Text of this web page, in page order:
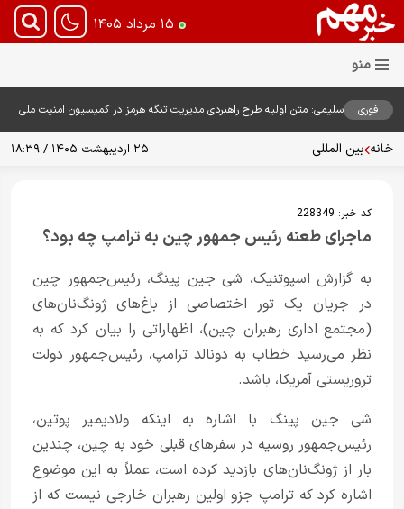
۱۵ مرداد ۱۴۰۵
فوری
سلیمی: متن اولیه طرح راهبردی مدیریت تنگه هرمز در کمیسیون امنیت ملی
خانه بین المللی ۲۵ اردیبهشت ۱۴۰۵ / ۱۸:۳۹
کد خبر: 228349
ماجرای طعنه رئیس جمهور چین به ترامپ چه بود؟
به گزارش اسپوتنیک، شی جین پینگ، رئیس‌جمهور چین
در جریان یک تور اختصاصی از باغ‌های ژونگ‌نان‌های
(مجتمع اداری رهبران چین)، اظهاراتی را بیان کرد که به
نظر می‌رسید خطاب به دونالد ترامپ، رئیس‌جمهور دولت
تروریستی آمریکا، باشد.
شی جین پینگ با اشاره به اینکه ولادیمیر پوتین،
رئیس‌جمهور روسیه در سفرهای قبلی خود به چین، چندین
بار از ژونگ‌نان‌های بازدید کرده است، عملاً به این موضوع
اشاره کرد که ترامپ جزو اولین رهبران خارجی نیست که از